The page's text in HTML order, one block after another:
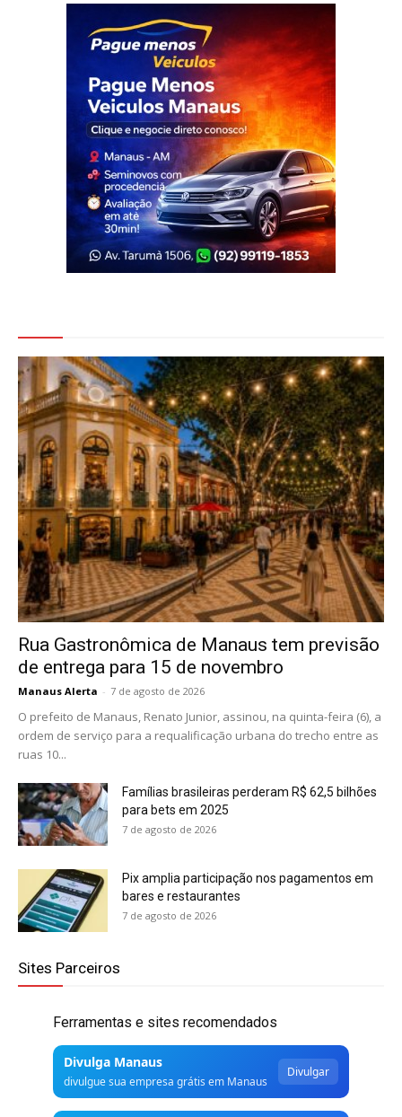
Rua Gastronômica de Manaus tem previsão
de entrega para 15 de novembro
Manaus Alerta - 7 de agosto de 2026
O prefeito de Manaus, Renato Junior, assinou, na quinta-feira (6), a
ordem de serviço para a requalificação urbana do trecho entre as
ruas 10...
Famílias brasileiras perderam R$ 62,5 bilhões
para bets em 2025
7 de agosto de 2026
Pix amplia participação nos pagamentos em
bares e restaurantes
7 de agosto de 2026
Sites Parceiros
Ferramentas e sites recomendados
Divulga Manaus
divulgue sua empresa grátis em Manaus
Divulgar